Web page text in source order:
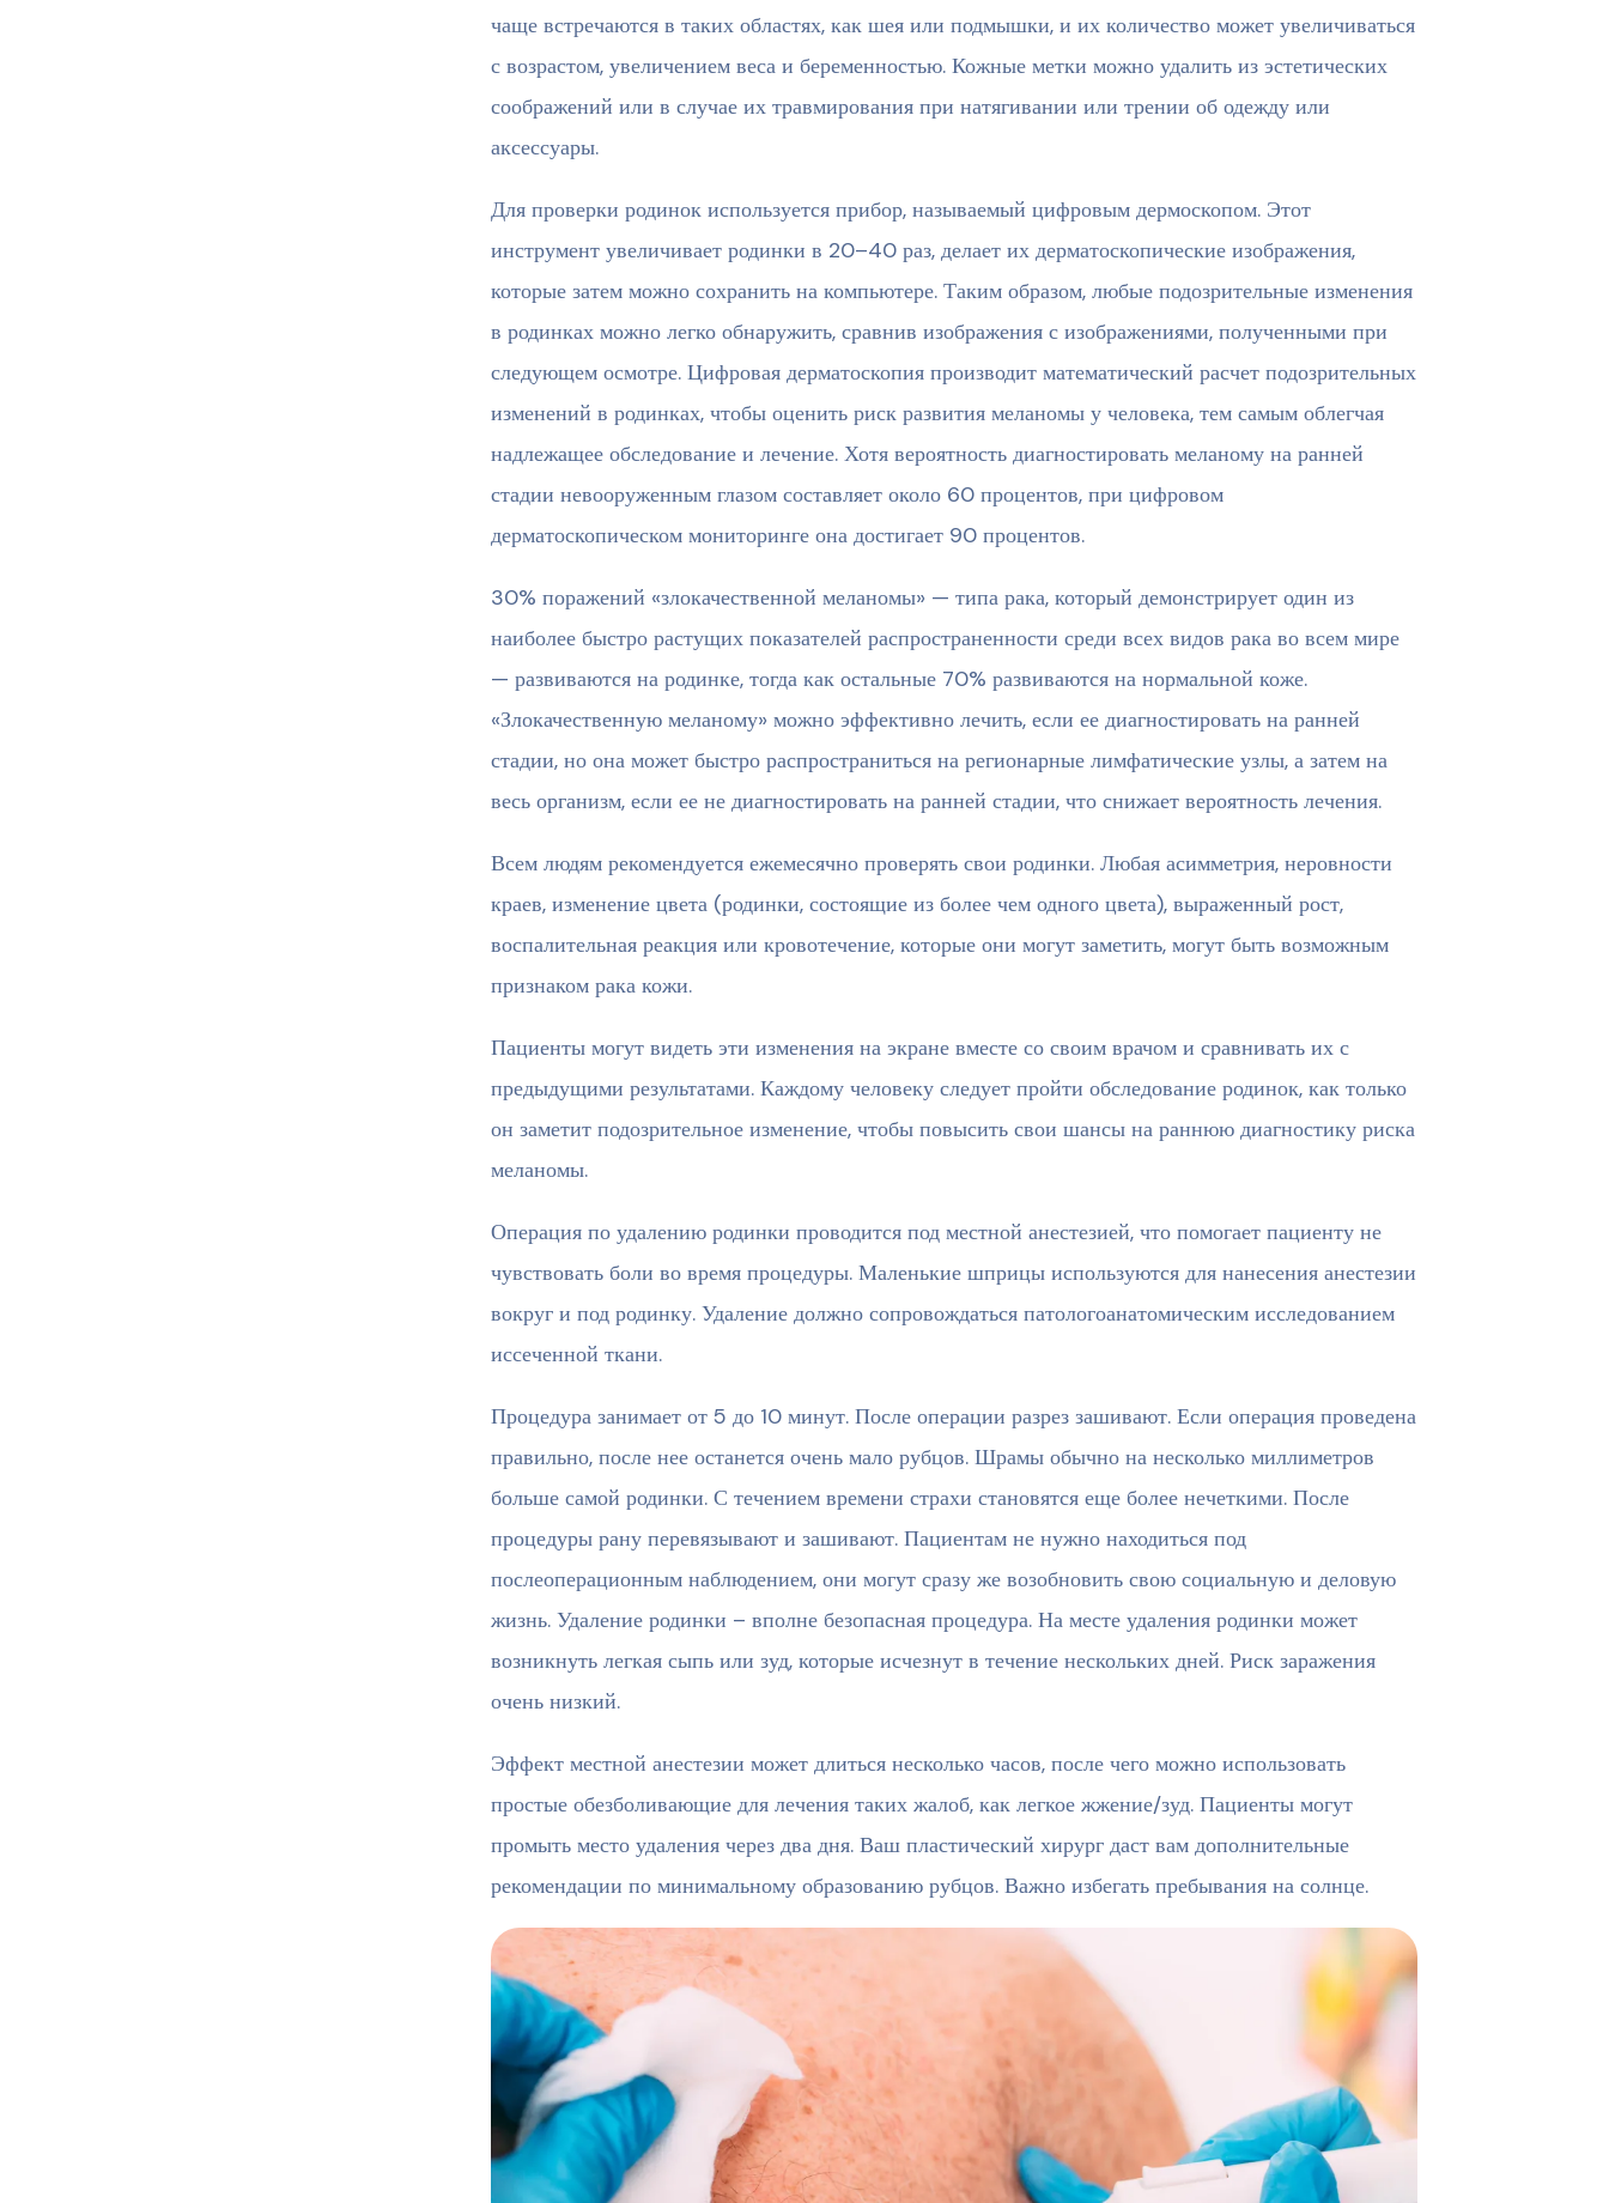
чаще встречаются в таких областях, как шея или подмышки, и их количество может увеличиваться
с возрастом, увеличением веса и беременностью. Кожные метки можно удалить из эстетических
соображений или в случае их травмирования при натягивании или трении об одежду или
аксессуары.
Для проверки родинок используется прибор, называемый цифровым дермоскопом. Этот
инструмент увеличивает родинки в 20–40 раз, делает их дерматоскопические изображения,
которые затем можно сохранить на компьютере. Таким образом, любые подозрительные изменения
в родинках можно легко обнаружить, сравнив изображения с изображениями, полученными при
следующем осмотре. Цифровая дерматоскопия производит математический расчет подозрительных
изменений в родинках, чтобы оценить риск развития меланомы у человека, тем самым облегчая
надлежащее обследование и лечение. Хотя вероятность диагностировать меланому на ранней
стадии невооруженным глазом составляет около 60 процентов, при цифровом
дерматоскопическом мониторинге она достигает 90 процентов.
30% поражений «злокачественной меланомы» — типа рака, который демонстрирует один из
наиболее быстро растущих показателей распространенности среди всех видов рака во всем мире
— развиваются на родинке, тогда как остальные 70% развиваются на нормальной коже.
«Злокачественную меланому» можно эффективно лечить, если ее диагностировать на ранней
стадии, но она может быстро распространиться на регионарные лимфатические узлы, а затем на
весь организм, если ее не диагностировать на ранней стадии, что снижает вероятность лечения.
Всем людям рекомендуется ежемесячно проверять свои родинки. Любая асимметрия, неровности
краев, изменение цвета (родинки, состоящие из более чем одного цвета), выраженный рост,
воспалительная реакция или кровотечение, которые они могут заметить, могут быть возможным
признаком рака кожи.
Пациенты могут видеть эти изменения на экране вместе со своим врачом и сравнивать их с
предыдущими результатами. Каждому человеку следует пройти обследование родинок, как только
он заметит подозрительное изменение, чтобы повысить свои шансы на раннюю диагностику риска
меланомы.
Операция по удалению родинки проводится под местной анестезией, что помогает пациенту не
чувствовать боли во время процедуры. Маленькие шприцы используются для нанесения анестезии
вокруг и под родинку. Удаление должно сопровождаться патологоанатомическим исследованием
иссеченной ткани.
Процедура занимает от 5 до 10 минут. После операции разрез зашивают. Если операция проведена
правильно, после нее останется очень мало рубцов. Шрамы обычно на несколько миллиметров
больше самой родинки. С течением времени страхи становятся еще более нечеткими. После
процедуры рану перевязывают и зашивают. Пациентам не нужно находиться под
послеоперационным наблюдением, они могут сразу же возобновить свою социальную и деловую
жизнь. Удаление родинки – вполне безопасная процедура. На месте удаления родинки может
возникнуть легкая сыпь или зуд, которые исчезнут в течение нескольких дней. Риск заражения
очень низкий.
Эффект местной анестезии может длиться несколько часов, после чего можно использовать
простые обезболивающие для лечения таких жалоб, как легкое жжение/зуд. Пациенты могут
промыть место удаления через два дня. Ваш пластический хирург даст вам дополнительные
рекомендации по минимальному образованию рубцов. Важно избегать пребывания на солнце.